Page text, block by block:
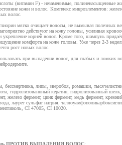
(витамин F) - незаменимые, полиненасыщенные
кожи и волос. Комплекс микроэлементов:
волос.
мягко очищает волосы, не вымывая полезных
действуют на кожу головы, усиливая
корней волос. Кроме того, шампунь
комфорта на коже головы. Уже через 2-3
рост новых волос.
при выпадении волос, для слабых и ломких
бессмертника, липы, зверобоя, ромашки,
гидролизованнный кератин, гидролизованный
железо фермент, цинк фермент, медь фермент,
лаурет сульфат натрия,
CI 47005, CI 10020.
ПРОТИВ ВЫПАДЕНИЯ ВОЛОС: